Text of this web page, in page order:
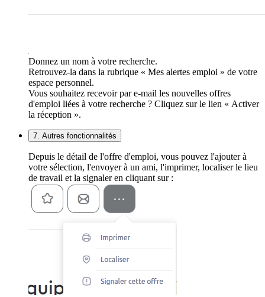
Donnez un nom à votre recherche.
Retrouvez-la dans la rubrique « Mes alertes emploi » de votre
espace personnel.
Vous souhaitez recevoir par e-mail les nouvelles offres
d'emploi liées à votre recherche ? Cliquez sur le lien « Activer
la réception ».
7. Autres fonctionnalités
Depuis le détail de l'offre d'emploi, vous pouvez l'ajouter à
votre sélection, l'envoyer à un ami, l'imprimer, localiser le lieu
de travail et la signaler en cliquant sur :